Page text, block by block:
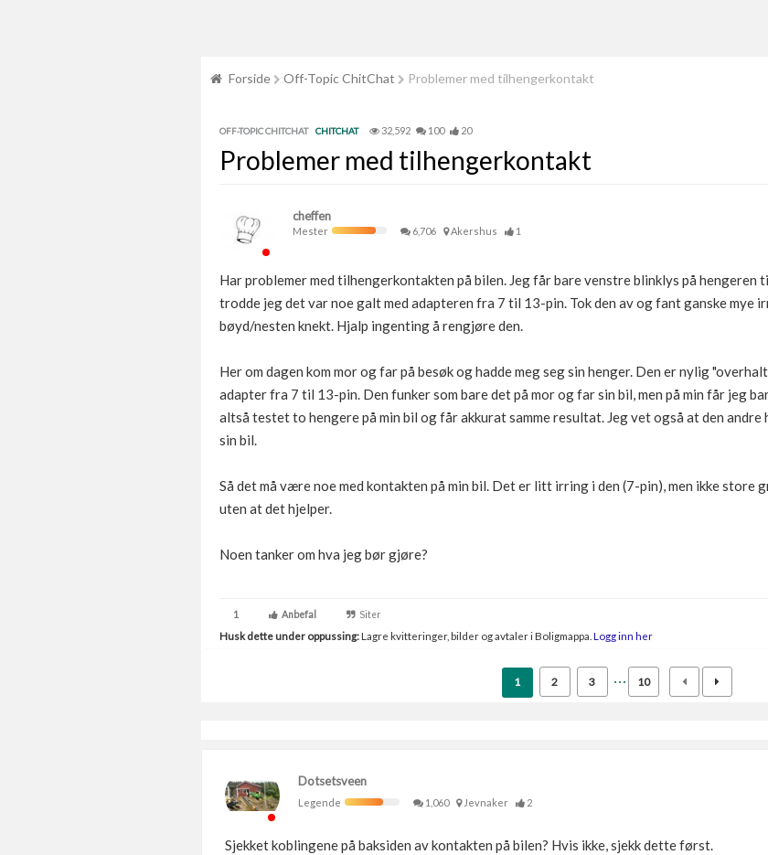
Forside Off-Topic ChitChat Problemer med tilhengerkontakt
OFF-TOPIC CHITCHAT CHITCHAT 32,592 100 20
Problemer med tilhengerkontakt
cheffen
Mester 6,706 Akershus 1
Har problemer med tilhengerkontakten på bilen. Jeg får bare venstre blinklys på
trodde jeg det var noe galt med adapteren fra 7 til 13-pin. Tok den av og fant ganske mye
bøyd/nesten knekt. Hjalp ingenting å rengjøre den.
Her om dagen kom mor og far på besøk og hadde meg seg sin henger. Den er nylig
adapter fra 7 til 13-pin. Den funker som bare det på mor og far sin bil, men på min får jeg
altså testet to hengere på min bil og får akkurat samme resultat. Jeg vet også at den
sin bil.
Så det må være noe med kontakten på min bil. Det er litt irring i den (7-pin), men ikke store
uten at det hjelper.
Noen tanker om hva jeg bør gjøre?
1 Anbefal Siter
Husk dette under oppussing:Lagre kvitteringer, bilder og avtaler i Boligmappa. Logg inn her
1 2 3 10
Dotsetsveen
Legende
1,060 Jevnaker 2
Sjekket koblingene på baksiden av kontakten på bilen? Hvis ikke, sjekk dette først.